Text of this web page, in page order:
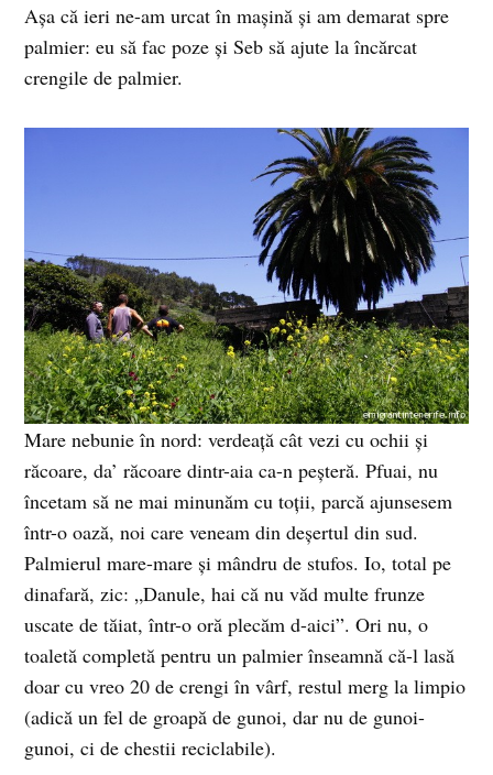
Aşa că ieri ne-am urcat în maşină şi am demarat spre
palmier: eu să fac poze şi Seb să ajute la încărcat
crengile de palmier.
Mare nebunie în nord: verdeaţă cât vezi cu ochii şi
răcoare, da’ răcoare dintr-aia ca-n peşteră. Pfuai, nu
încetam să ne mai minunăm cu toţii, parcă ajunsesem
într-o oază, noi care veneam din deşertul din sud.
Palmierul mare-mare şi mândru de stufos. Io, total pe
dinafară, zic: „Danule, hai că nu văd multe frunze
uscate de tăiat, într-o oră plecăm d-aici”. Ori nu, o
toaletă completă pentru un palmier înseamnă că-l lasă
doar cu vreo 20 de crengi în vârf, restul merg la limpio
(adică un fel de groapă de gunoi, dar nu de gunoi-
gunoi, ci de chestii reciclabile).